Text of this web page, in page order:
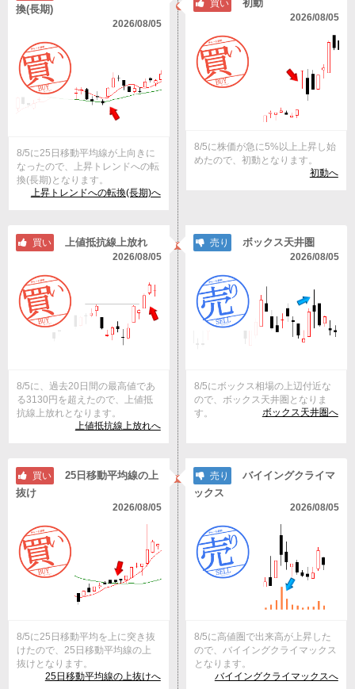
換(長期)
2026/08/05
8/5に25日移動平均線が上向きに
なったので、上昇トレンドへの転
換(長期)となります。
上昇トレンドへの転換(長期)へ
買い 初動
2026/08/05
8/5に株価が急に5%以上上昇し始
めたので、初動となります。
初動へ
買い 上値抵抗線上放れ
2026/08/05
8/5に、過去20日間の最高値であ
る3130円を超えたので、上値抵
抗線上放れとなります。
上値抵抗線上放れへ
売り ボックス天井圏
2026/08/05
8/5にボックス相場の上辺付近な
ので、ボックス天井圏となりま
す。
ボックス天井圏へ
買い
25日移動平均線の上
抜け
2026/08/05
8/5に25日移動平均を上に突き抜
けたので、25日移動平均線の上
抜けとなります。
25日移動平均線の上抜けへ
売り
バイイングクライマ
ックス
2026/08/05
8/5に高値圏で出来高が上昇した
ので、バイイングクライマックス
となります。
バイイングクライマックスへ